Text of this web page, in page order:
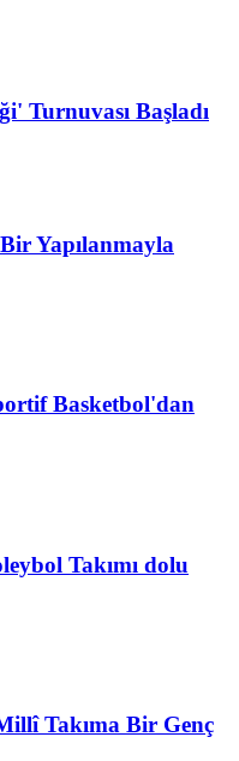
Turnuvası Başladı
Yapılanmayla
Basketbol'dan
Takımı dolu
Takıma Bir Genç